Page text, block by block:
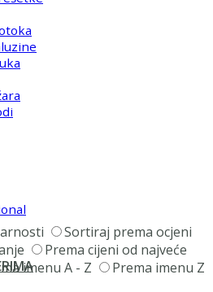
Sortiraj prema ocjeni
Prema cijeni od najveće
imenu A - Z
Prema imenu Z